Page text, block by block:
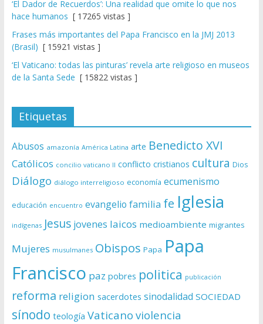
‘El Dador de Recuerdos’: Una realidad que omite lo que nos
hace humanos [ 17265 vistas ]
Frases más importantes del Papa Francisco en la JMJ 2013
(Brasil) [ 15921 vistas ]
‘El Vaticano: todas las pinturas’ revela arte religioso en museos
de la Santa Sede [ 15822 vistas ]
Etiquetas
Abusos amazonía América Latina arte Benedicto XVI
Católicos concilio vaticano II conflicto cristianos cultura Dios
Diálogo diálogo interreligioso economía ecumenismo
educación encuentro evangelio familia fe Iglesia
indígenas Jesus jovenes laicos medioambiente migrantes
Mujeres musulmanes Obispos Papa Papa
Francisco paz pobres politica publicación
reforma religion sacerdotes sinodalidad SOCIEDAD
sínodo teología Vaticano violencia